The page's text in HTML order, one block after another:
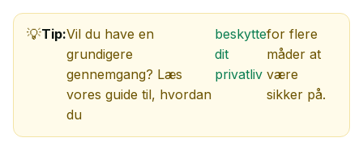
Tip:Vil du have en
grundigere
gennemgang? Læs
vores guide til, hvordan
du
beskytte
dit
privatliv
for flere
måder at
være
sikker på.